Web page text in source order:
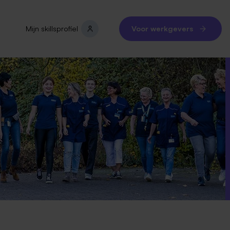
Mijn skillsprofiel Voor werkgevers